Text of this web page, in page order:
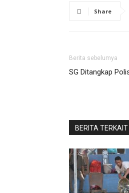
Share
Berita sebelumya
SG Ditangkap
BERITA TERKAIT